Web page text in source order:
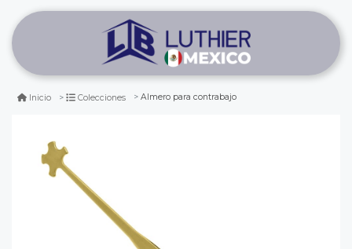
Inicio Colecciones Almero para contrabajo